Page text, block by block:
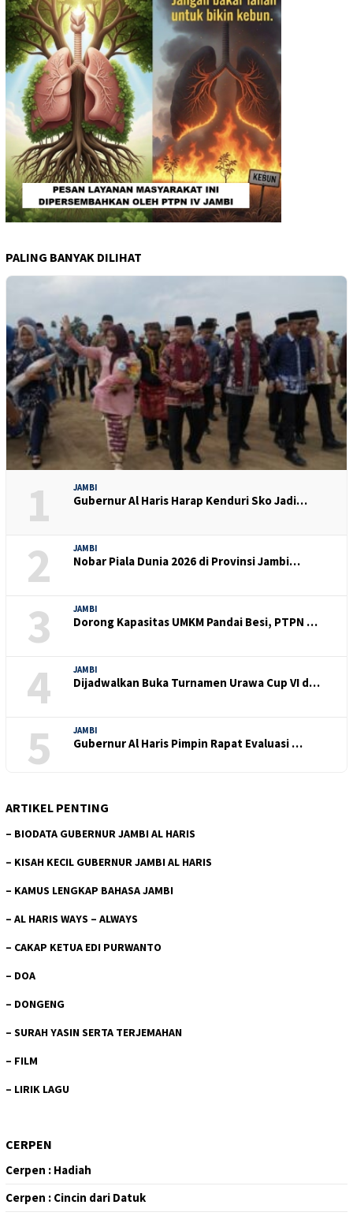
PALING BANYAK DILIHAT
1 JAMBI
Gubernur Al Haris Harap Kenduri Sko Jadi…
2 JAMBI
Nobar Piala Dunia 2026 di Provinsi Jambi…
3 JAMBI
Dorong Kapasitas UMKM Pandai Besi, PTPN …
4 JAMBI
Dijadwalkan Buka Turnamen Urawa Cup VI d…
5 JAMBI
Gubernur Al Haris Pimpin Rapat Evaluasi …
ARTIKEL PENTING
– BIODATA GUBERNUR JAMBI AL HARIS
– KISAH KECIL GUBERNUR JAMBI AL HARIS
– KAMUS LENGKAP BAHASA JAMBI
– AL HARIS WAYS – ALWAYS
– CAKAP KETUA EDI PURWANTO
– DOA
– DONGENG
– SURAH YASIN SERTA TERJEMAHAN
– FILM
– LIRIK LAGU
CERPEN
Cerpen : Hadiah
Cerpen : Cincin dari Datuk